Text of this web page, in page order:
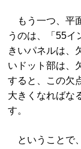
もう一つ、平
うのは、「55イ
きいパネルは、
いドット部は、
すると、この欠
大きくなればな
す。
ということで